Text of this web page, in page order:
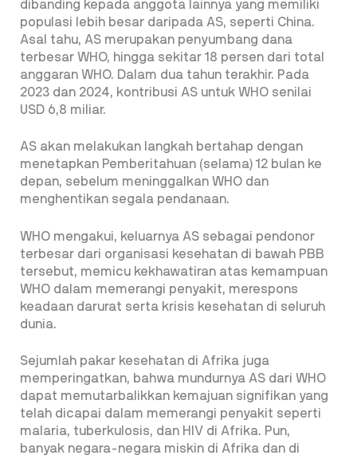
dibanding kepada anggota lainnya yang memiliki
populasi lebih besar daripada AS, seperti China.
Asal tahu, AS merupakan penyumbang dana
terbesar WHO, hingga sekitar 18 persen dari total
anggaran WHO. Dalam dua tahun terakhir. Pada
2023 dan 2024, kontribusi AS untuk WHO senilai
USD 6,8 miliar.
AS akan melakukan langkah bertahap dengan
menetapkan Pemberitahuan (selama) 12 bulan ke
depan, sebelum meninggalkan WHO dan
menghentikan segala pendanaan.
WHO mengakui, keluarnya AS sebagai pendonor
terbesar dari organisasi kesehatan di bawah PBB
tersebut, memicu kekhawatiran atas kemampuan
WHO dalam memerangi penyakit, merespons
keadaan darurat serta krisis kesehatan di seluruh
dunia.
Sejumlah pakar kesehatan di Afrika juga
memperingatkan, bahwa mundurnya AS dari WHO
dapat memutarbalikkan kemajuan signifikan yang
telah dicapai dalam memerangi penyakit seperti
malaria, tuberkulosis, dan HIV di Afrika. Pun,
banyak negara-negara miskin di Afrika dan di